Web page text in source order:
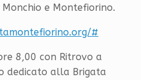
e Montefiorino.
#
8,00 con Ritrovo a
dedicato alla Brigata